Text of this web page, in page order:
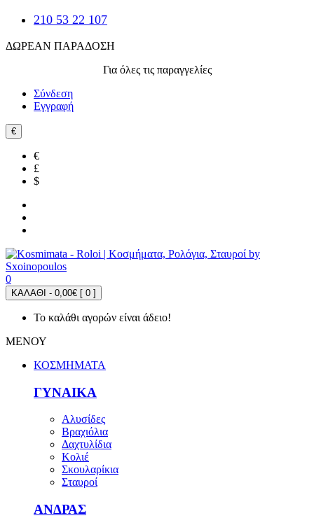
210 53 22 107
ΔΩΡΕΑΝ ΠΑΡΑΔΟΣΗ
Για όλες τις παραγγελίες
Σύνδεση
Εγγραφή
€
€
£
$
0
ΚΑΛΑΘΙ - 0,00€ [ 0 ]
Το καλάθι αγορών είναι άδειο!
ΜΕΝΟΥ
ΚΟΣΜΗΜΑΤΑ
ΓΥΝΑΙΚΑ
Αλυσίδες
Βραχιόλια
Δαχτυλίδια
Κολιέ
Σκουλαρίκια
Σταυροί
ΑΝΔΡΑΣ